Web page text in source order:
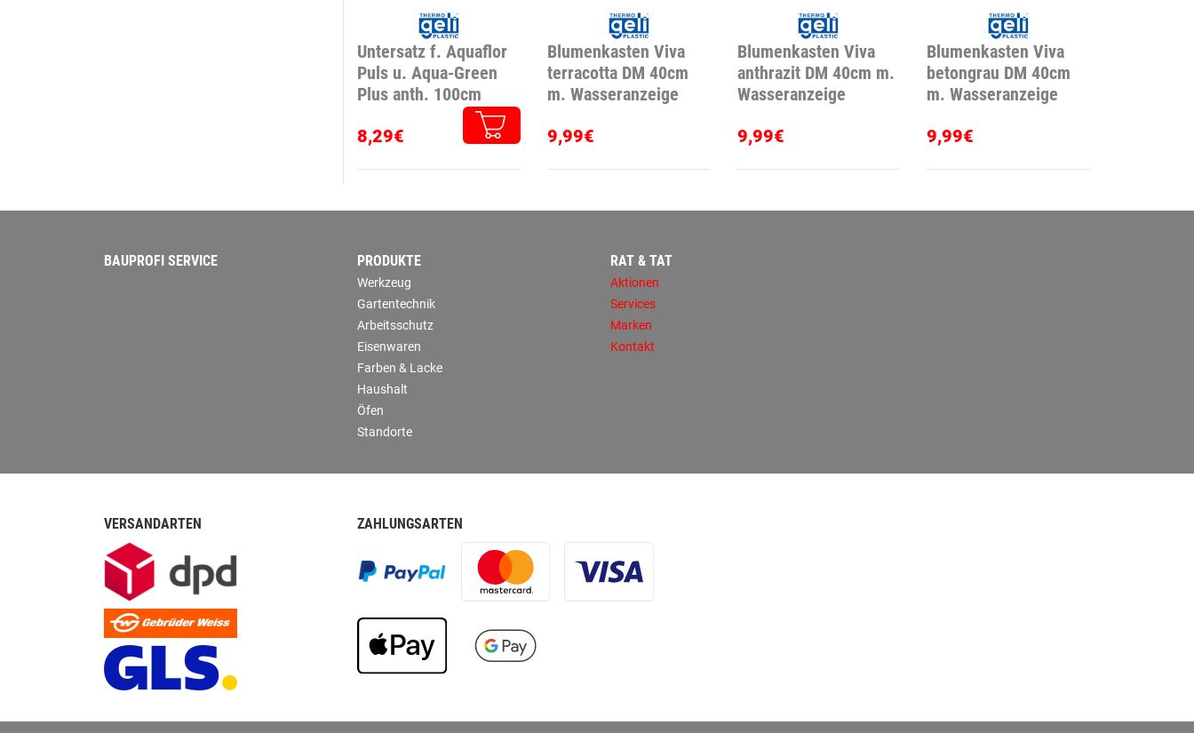
Untersatz f. Aquaflor
Puls u. Aqua-Green
Plus anth. 100cm
8,29€
Blumenkasten Viva
terracotta DM 40cm
m. Wasseranzeige
9,99€
Blumenkasten Viva
anthrazit DM 40cm m.
Wasseranzeige
9,99€
Blumenkasten Viva
betongrau DM 40cm
m. Wasseranzeige
9,99€
BAUPROFI SERVICE PRODUKTE
Werkzeug
Gartentechnik
Arbeitsschutz
Eisenwaren
Farben & Lacke
Haushalt
Öfen
Standorte
RAT & TAT
Aktionen
Services
Marken
Kontakt
VERSANDARTEN ZAHLUNGSARTEN